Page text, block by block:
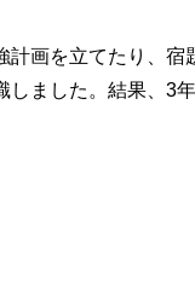
画を立てたり、宿
ました。結果、3